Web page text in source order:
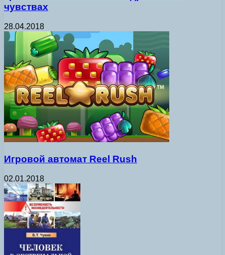
чувствах
28.04.2018
Игровой автомат Reel Rush
02.01.2018